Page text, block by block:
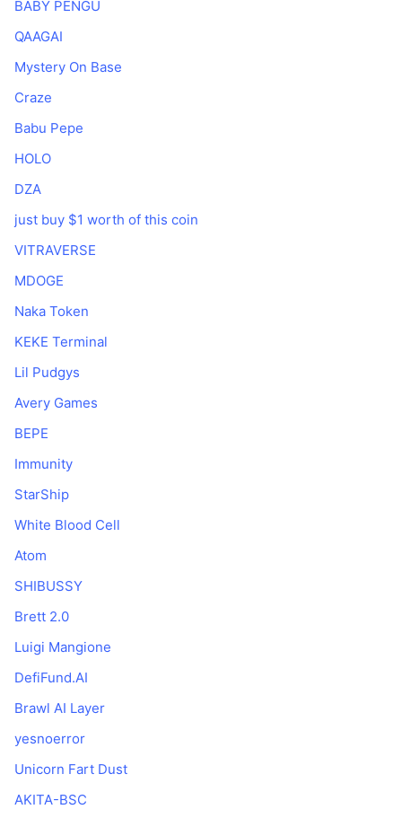
Popularne
Nowy
Finanse
Technologia
Ogólne statystyki NFT
Krypto ETF
Fundusze ETF na Bitcoin
Analiza techniczna
MACD
Przegląd
CMC MCP
x402
Baza wiedzy
Aktualności
Słowniczek
Airdropy
Kalendarz ICO
BABY PENGU
QAAGAI
Mystery On Base
Craze
Babu Pepe
HOLO
DZA
just buy $1 worth of this coin
VITRAVERSE
MDOGE
Naka Token
KEKE Terminal
Lil Pudgys
Avery Games
BEPE
Immunity
StarShip
White Blood Cell
Atom
SHIBUSSY
Brett 2.0
Luigi Mangione
DefiFund.AI
Brawl AI Layer
yesnoerror
Unicorn Fart Dust
AKITA-BSC